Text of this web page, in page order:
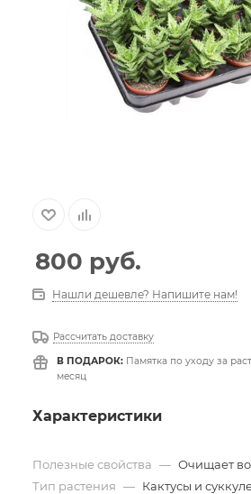
800 руб.
Нашли дешевле? Напишите нам!
Рассчитать доставку
В ПОДАРОК: Памятка по уходу за
месяц
Характеристики
Полезные свойства — Очищает
Тип растения — Кактусы и